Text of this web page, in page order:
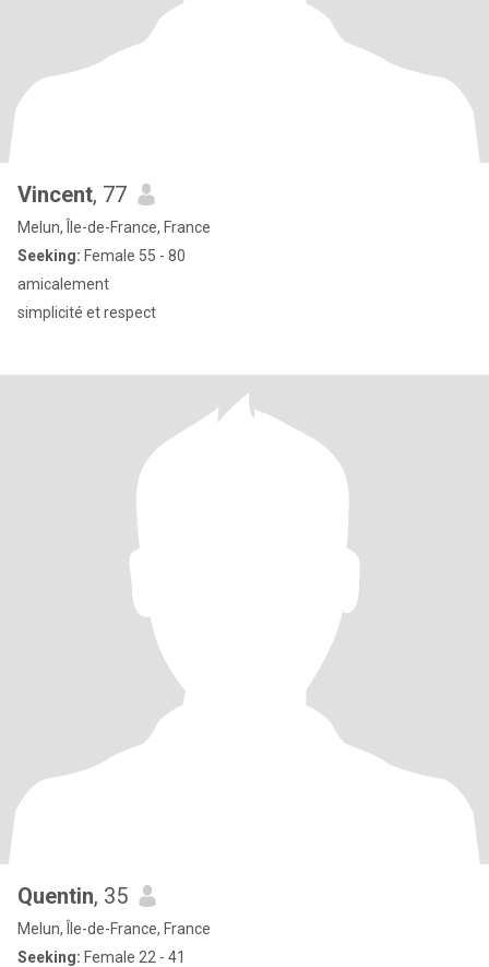
Vincent, 77
Melun, Île-de-France, France
Seeking: Female 55 - 80
amicalement
simplicité et respect
Quentin, 35
Melun, Île-de-France, France
Seeking: Female 22 - 41